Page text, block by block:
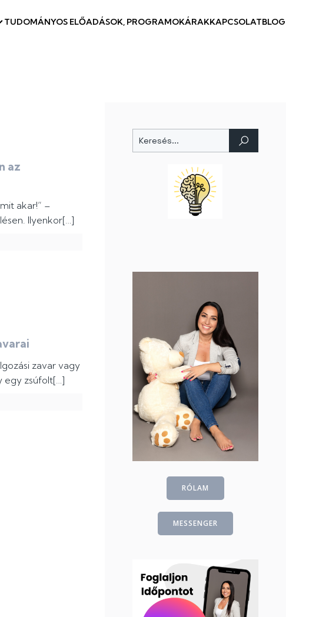
TUDOMÁNYOS ELŐADÁSOK, PROGRAMOKÁRAKKAPCSOLATBLOG
az
akar!” –
Ilyenkor[…]
zavar vagy
egy zsúfolt[…]
RÓLAM
MESSENGER